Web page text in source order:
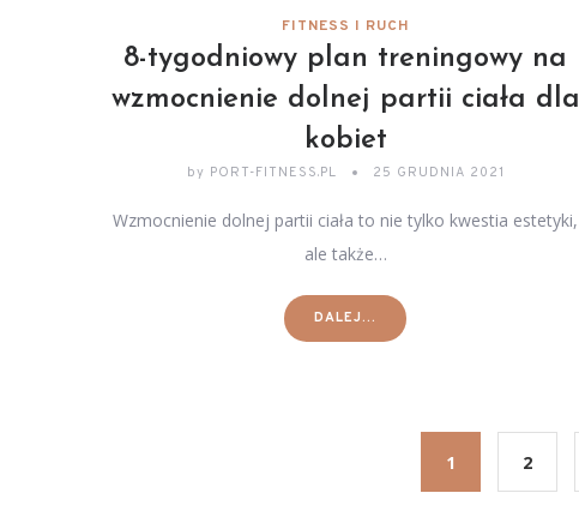
FITNESS I RUCH
8-tygodniowy plan treningowy na
wzmocnienie dolnej partii ciała dla
kobiet
by PORT-FITNESS.PL 25 GRUDNIA 2021
Wzmocnienie dolnej partii ciała to nie tylko kwestia estetyki,
ale także…
DALEJ...
1 2